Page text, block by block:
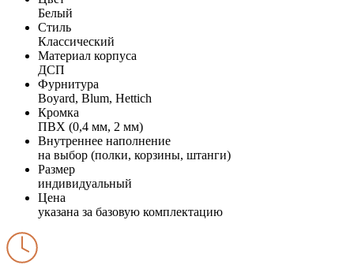
Белый
Стиль
Классический
Материал корпуса
ДСП
Фурнитура
Boyard, Blum, Hettich
Кромка
ПВХ (0,4 мм, 2 мм)
Внутреннее наполнение
на выбор (полки, корзины, штанги)
Размер
индивидуальный
Цена
указана за базовую комплектацию